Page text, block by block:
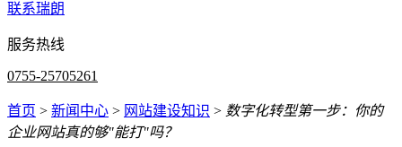
联系瑞朗
服务热线
0755-25705261
首页 > 新闻中心 > 网站建设知识 > 数字化转型第一步：你的
企业网站真的够"能打"吗？